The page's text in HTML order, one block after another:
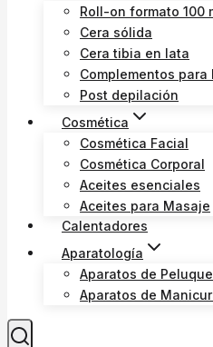
Roll-on formato 100
Cera sólida
Cera tibia en lata
Complementos
Post depilación
Cosmética
Cosmética Facial
Cosmética Corporal
Aceites esenciales
Aceites para Masaje
Calentadores
Aparatología
Aparatos de
Aparatos de